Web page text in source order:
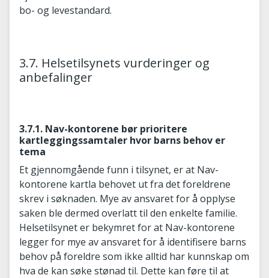
bo- og levestandard.
3.7. Helsetilsynets vurderinger og
anbefalinger
3.7.1. Nav-kontorene bør prioritere
kartleggingssamtaler hvor barns behov er
tema
Et gjennomgående funn i tilsynet, er at Nav-
kontorene kartla behovet ut fra det foreldrene
skrev i søknaden. Mye av ansvaret for å opplyse
saken ble dermed overlatt til den enkelte familie.
Helsetilsynet er bekymret for at Nav-kontorene
legger for mye av ansvaret for å identifisere barns
behov på foreldre som ikke alltid har kunnskap om
hva de kan søke stønad til. Dette kan føre til at